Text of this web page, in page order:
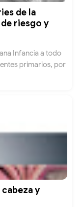
de la
riesgo y
Infancia a todo
primarios, por
y